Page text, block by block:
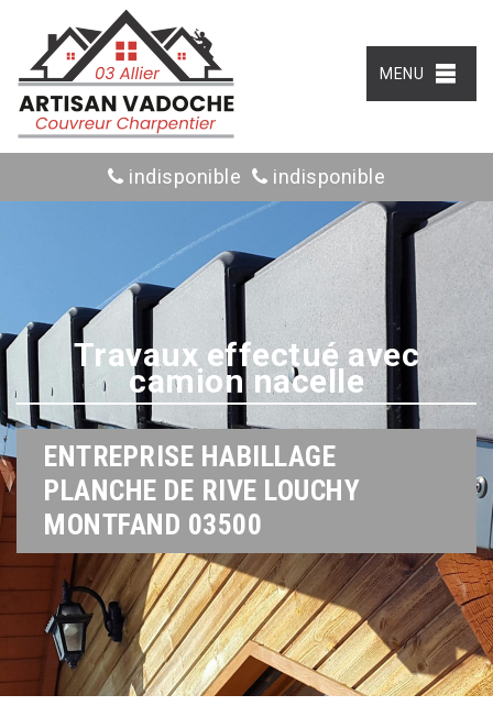
MENU
indisponible indisponible
Travaux effectué avec
camion nacelle
ENTREPRISE HABILLAGE
PLANCHE DE RIVE LOUCHY
MONTFAND 03500